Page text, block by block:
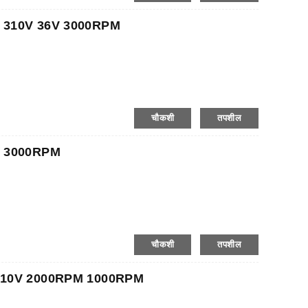
310V 36V 3000RPM
चौकशी तपशील
3000RPM
चौकशी तपशील
2000RPM 1000RPM